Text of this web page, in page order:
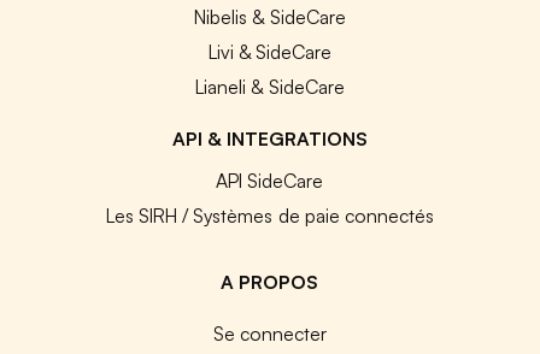
Nibelis & SideCare
Livi & SideCare
Lianeli & SideCare
API & INTEGRATIONS
API SideCare
Les SIRH / Systèmes de paie connectés
A PROPOS
Se connecter